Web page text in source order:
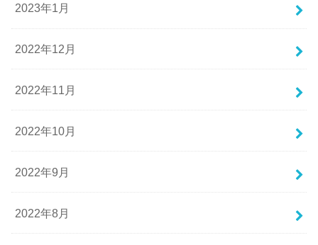
2023年1月
2022年12月
2022年11月
2022年10月
2022年9月
2022年8月